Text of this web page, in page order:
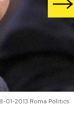
01-2013 Roma Politics